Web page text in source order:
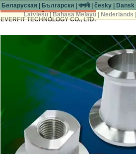
EVERFIT TECHNOLOGY CO., LTD.
Беларуская Български| বাঙ্গালী| česky| Dansk|
Latviešu|Bahasa Melayu Nederlands